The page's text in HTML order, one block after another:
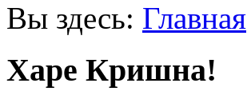
Вы здесь: Главная
Харе Кришна!